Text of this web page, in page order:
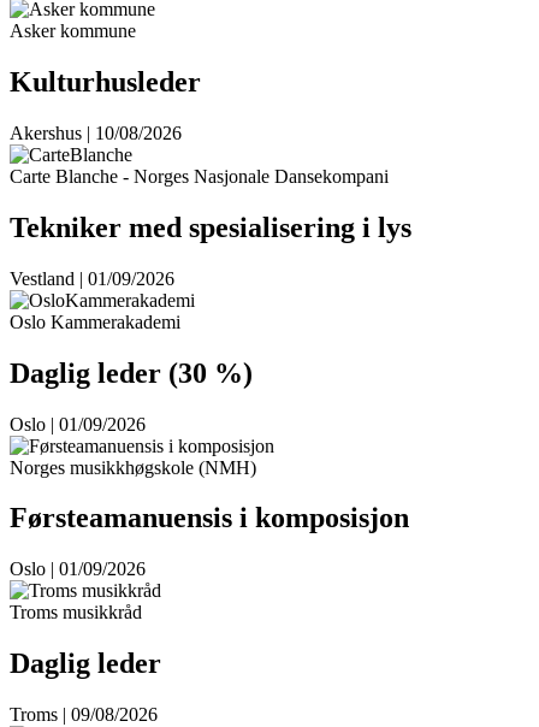
Asker kommune
Kulturhusleder
Akershus | 10/08/2026
Carte Blanche - Norges Nasjonale Dansekompani
Tekniker med spesialisering i lys
Vestland | 01/09/2026
Oslo Kammerakademi
Daglig leder (30 %)
Oslo | 01/09/2026
Norges musikkhøgskole (NMH)
Førsteamanuensis i komposisjon
Oslo | 01/09/2026
Troms musikkråd
Daglig leder
Troms | 09/08/2026